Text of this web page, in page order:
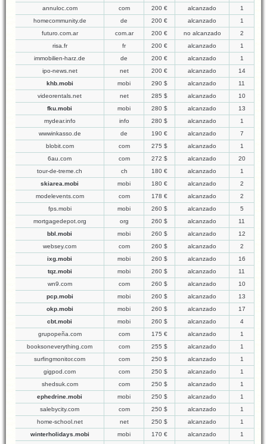
annuloc.com
com 200 € alcanzado
1
homecommunity.de
de 200 € alcanzado
1
futuro.com.ar
com.ar 200 € no alcanzado
2
risa.fr
fr 200 € alcanzado
1
immobilien-harz.de
de 200 € alcanzado
1
ipo-news.net
net 200 € alcanzado
14
khb.mobi
mobi 290 $ alcanzado
11
videorentals.net
net 285 $ alcanzado
10
fku.mobi
mobi 280 $ alcanzado
13
mydear.info
info 280 $ alcanzado
1
wwwinkasso.de
de 190 € alcanzado
7
blobit.com
com 275 $ alcanzado
1
6au.com
com 272 $ alcanzado
20
tour-de-treme.ch
ch 180 € alcanzado
1
skiarea.mobi
mobi 180 € alcanzado
2
modelevents.com
com 178 € alcanzado
2
fps.mobi
mobi 260 $ alcanzado
5
mortgagedepot.org
org 260 $ alcanzado
11
bbl.mobi
mobi 260 $ alcanzado
12
websey.com
com 260 $ alcanzado
2
ixg.mobi
mobi 260 $ alcanzado
16
tqz.mobi
mobi 260 $ alcanzado
11
wn9.com
com 260 $ alcanzado
10
pcp.mobi
mobi 260 $ alcanzado
13
okp.mobi
mobi 260 $ alcanzado
17
cbt.mobi
mobi 260 $ alcanzado
4
grupopeña.com
com 175 € alcanzado
1
booksoneverything.com
com 255 $ alcanzado
1
surfingmonitor.com
com 250 $ alcanzado
1
gigpod.com
com 250 $ alcanzado
1
shedsuk.com
com 250 $ alcanzado
1
ephedrine.mobi
mobi 250 $ alcanzado
1
salebycity.com
com 250 $ alcanzado
1
home-school.net
net 250 $ alcanzado
1
winterholidays.mobi
mobi 170 € alcanzado
1